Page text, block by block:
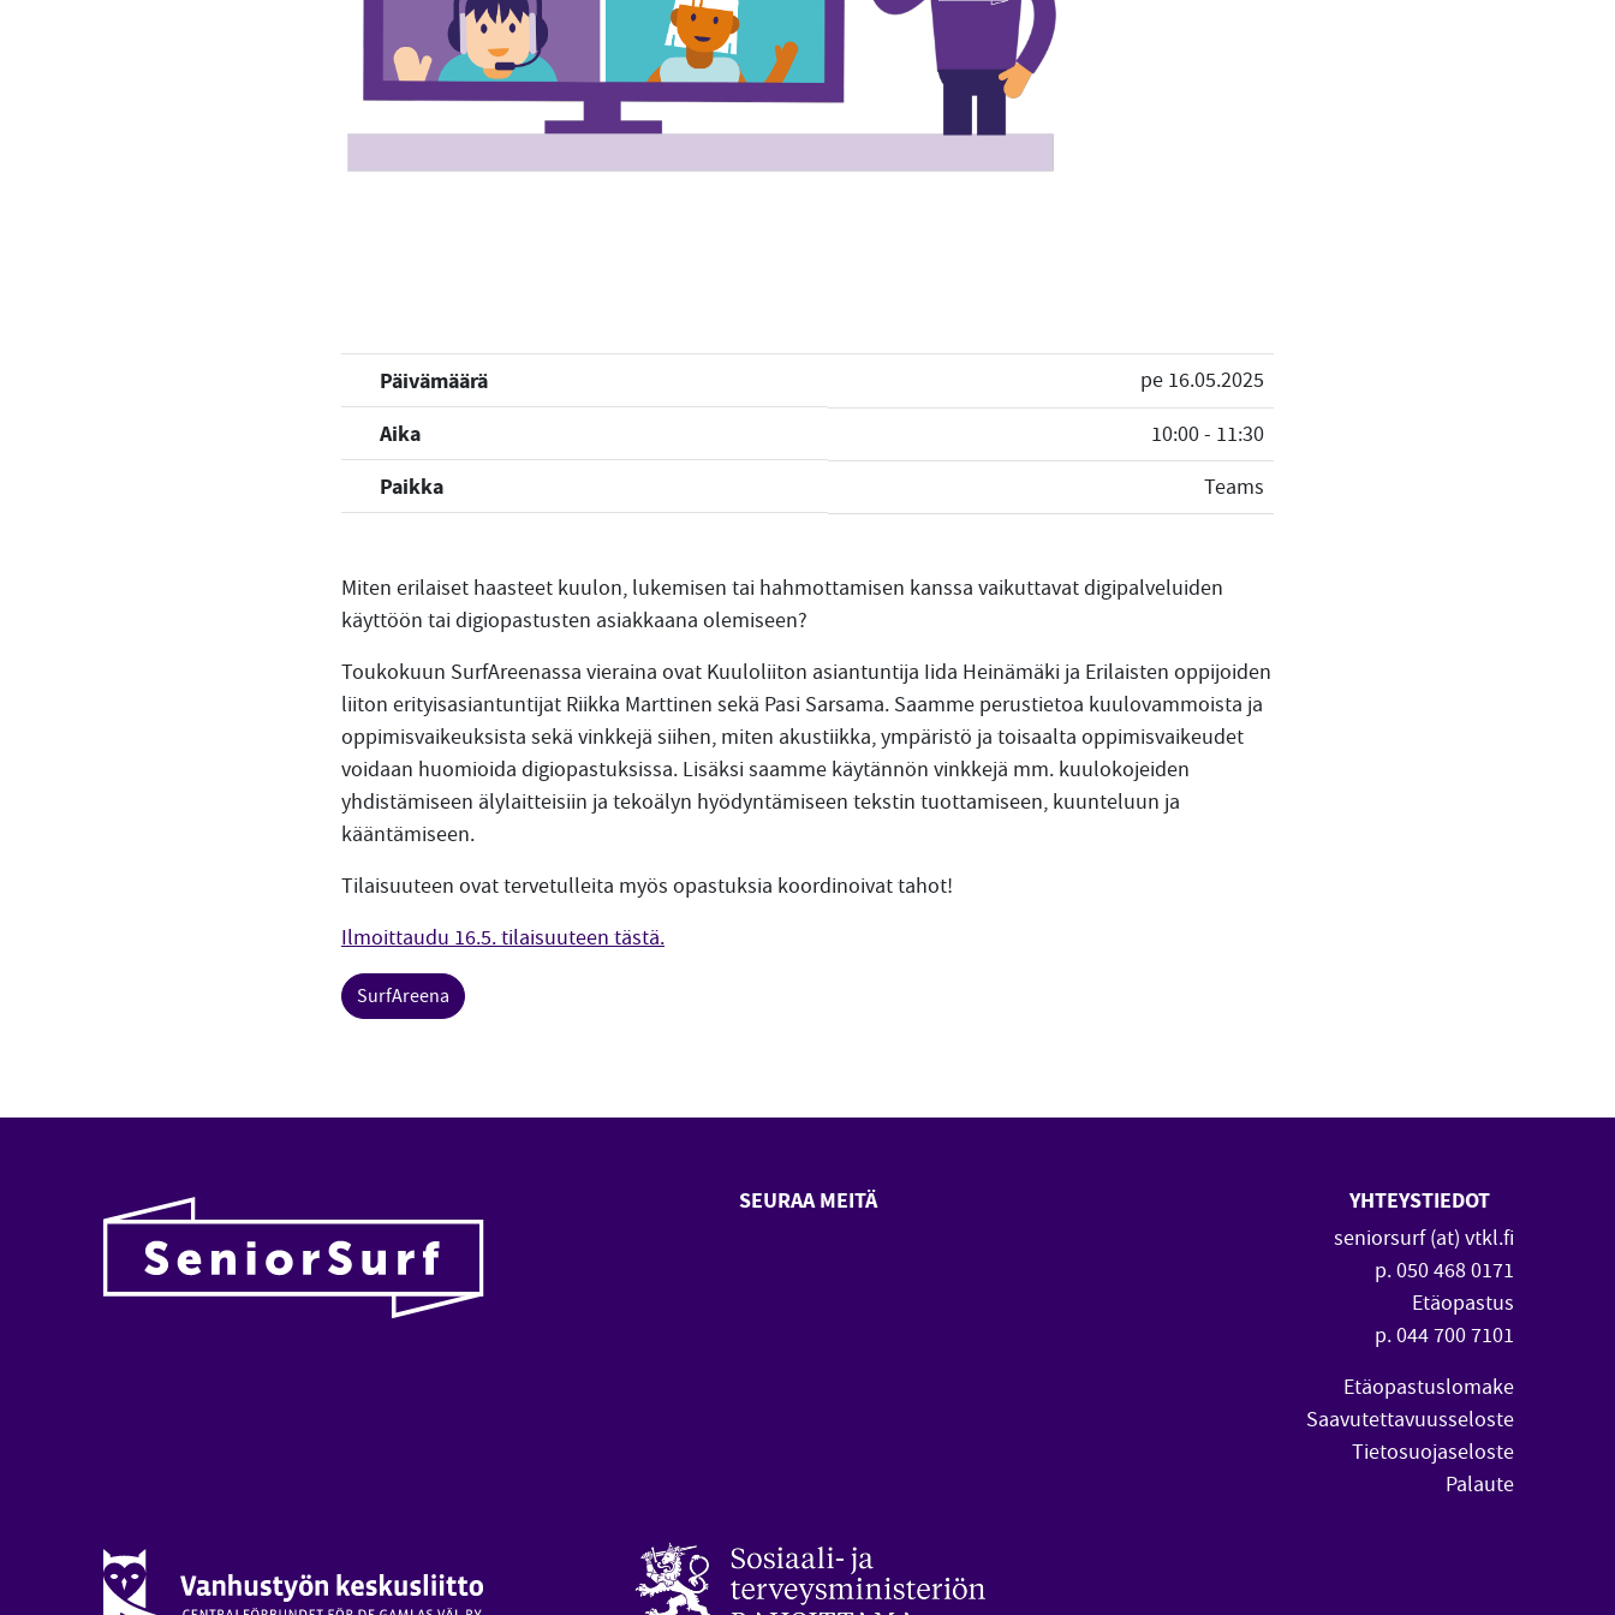
Päivämäärä
pe 16.05.2025
Aika
10:00 - 11:30
Paikka
Teams
Miten erilaiset haasteet kuulon, lukemisen tai hahmottamisen kanssa vaikuttavat digipalveluiden
käyttöön tai digiopastusten asiakkaana olemiseen?
Toukokuun SurfAreenassa vieraina ovat Kuuloliiton asiantuntija Iida Heinämäki ja Erilaisten oppijoiden
liiton erityisasiantuntijat Riikka Marttinen sekä Pasi Sarsama. Saamme perustietoa kuulovammoista ja
oppimisvaikeuksista sekä vinkkejä siihen, miten akustiikka, ympäristö ja toisaalta oppimisvaikeudet
voidaan huomioida digiopastuksissa. Lisäksi saamme käytännön vinkkejä mm. kuulokojeiden
yhdistämiseen älylaitteisiin ja tekoälyn hyödyntämiseen tekstin tuottamiseen, kuunteluun ja
kääntämiseen.
Tilaisuuteen ovat tervetulleita myös opastuksia koordinoivat tahot!
Ilmoittaudu 16.5. tilaisuuteen tästä.
SurfAreena
SEURAA MEITÄ
YHTEYSTIEDOT
seniorsurf (at) vtkl.fi
p. 050 468 0171
Etäopastus
p. 044 700 7101
Etäopastuslomake
Saavutettavuusseloste
Tietosuojaseloste
Palaute
Vanhustyön keskusliitto (avautuu uuteen ikkunaan)